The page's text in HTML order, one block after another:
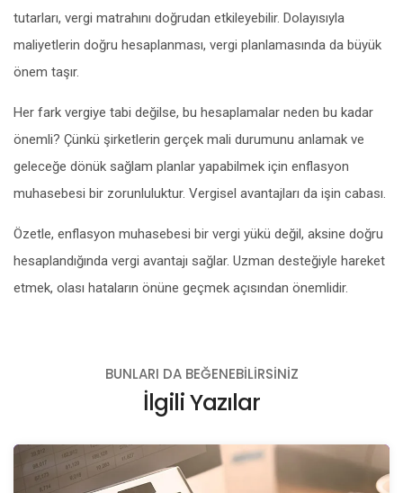
tutarları, vergi matrahını doğrudan etkileyebilir. Dolayısıyla
maliyetlerin doğru hesaplanması, vergi planlamasında da büyük
önem taşır.
Her fark vergiye tabi değilse, bu hesaplamalar neden bu kadar
önemli? Çünkü şirketlerin gerçek mali durumunu anlamak ve
geleceğe dönük sağlam planlar yapabilmek için enflasyon
muhasebesi bir zorunluluktur. Vergisel avantajları da işin cabası.
Özetle, enflasyon muhasebesi bir vergi yükü değil, aksine doğru
hesaplandığında vergi avantajı sağlar. Uzman desteğiyle hareket
etmek, olası hataların önüne geçmek açısından önemlidir.
BUNLARI DA BEĞENEBILIRSINIZ
İlgili Yazılar